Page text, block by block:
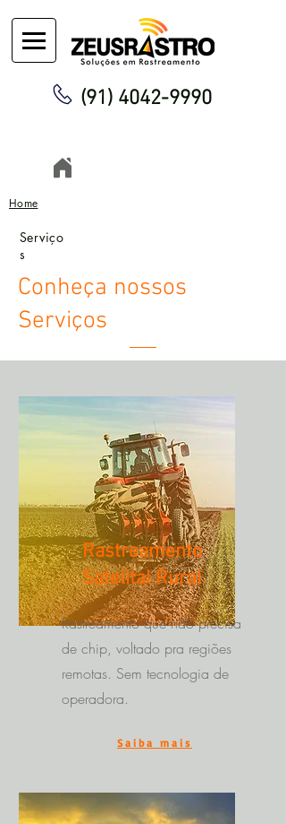
(91) 4042-9990
Home
Serviço
s
Conheça nossos
Serviços
Rastreamento
Satelital Rural
Rastreamento que não precisa
de chip, voltado pra regiões
remotas. Sem tecnologia de
operadora.
Saiba mais